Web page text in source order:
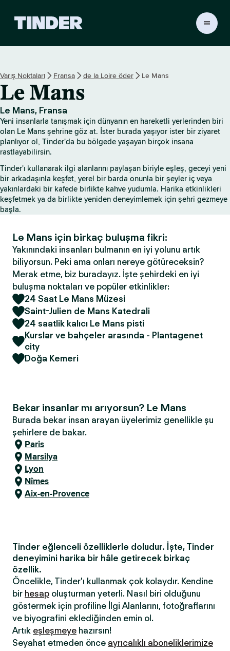
r
S
a
y
Varış Noktaları Fransa de la Loire öder Le Mans
Le Mans
Le Mans, Fransa
Yeni insanlarla tanışmak için dünyanın en hareketli yerlerinden biri
olan Le Mans şehrine göz at. İster burada yaşıyor ister bir ziyaret
planlıyor ol, Tinder'da bu bölgede yaşayan birçok insana
rastlayabilirsin.
Tinder'ı kullanarak ilgi alanlarını paylaşan biriyle eşleş, geceyi yeni
bir arkadaşınla keşfet, yerel bir barda onunla bir şeyler iç veya
yakınlardaki bir kafede birlikte kahve yudumla. Harika etkinlikleri
keşfetmek ya da birlikte yeniden deneyimlemek için şehri gezmeye
başla.
Le Mans için birkaç buluşma fikri:
Yakınındaki insanları bulmanın en iyi yolunu artık
biliyorsun. Peki ama onları nereye götüreceksin?
Merak etme, biz buradayız. İşte şehirdeki en iyi
buluşma noktaları ve popüler etkinlikler:
24 Saat Le Mans Müzesi
Saint-Julien de Mans Katedrali
24 saatlik kalıcı Le Mans pisti
Kurslar ve bahçeler arasında - Plantagenet
city
Doğa Kemeri
Bekar insanlar mı arıyorsun? Le Mans
Burada bekar insan arayan üyelerimiz genellikle şu
şehirlere de bakar.
Paris
Marsilya
Lyon
Nîmes
Aix-en-Provence
Tinder eğlenceli özelliklerle doludur. İşte, Tinder
deneyimini harika bir hâle getirecek birkaç
özellik.
Öncelikle, Tinder'ı kullanmak çok kolaydır. Kendine
bir hesap oluşturman yeterli. Nasıl biri olduğunu
göstermek için profiline İlgi Alanlarını, fotoğraflarını
ve biyografini eklediğinden emin ol.
Artık eşleşmeye hazırsın!
Seyahat etmeden önce ayrıcalıklı aboneliklerimize